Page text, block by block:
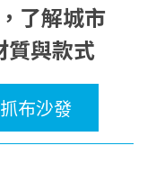
了解城市
質與款式
布沙發